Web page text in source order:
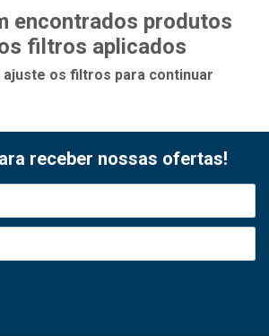
encontrados produtos
filtros aplicados
ajuste os filtros para continuar
receber nossas ofertas!